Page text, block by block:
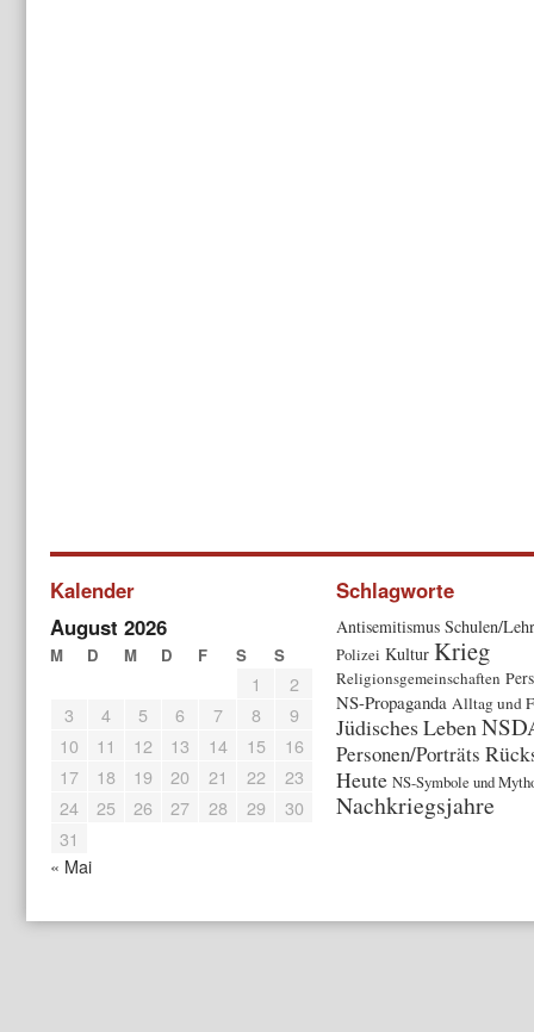
Kalender
August 2026
M D M D F S S
« Mai
1
2
3
4 5 6 7 8
9
10
11 12 13 14 15
16
17
18 19 20 21 22
23
24
25 26 27 28 29
30
31
Schlagworte
Antisemitismus Schulen/
Polizei Kultur Krieg
Religionsgemeinschaften
NS-Propaganda Alltag und
Jüdisches Leben
Personen/Porträts
Heute NS-Symbole und
Nachkriegsjahre